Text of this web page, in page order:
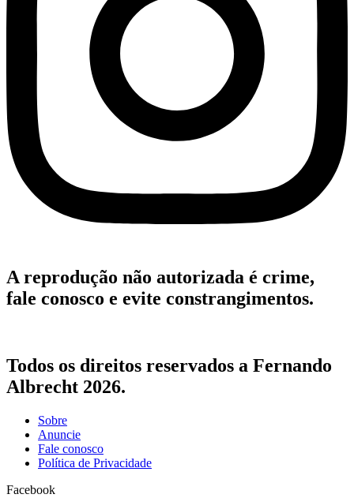
A reprodução não autorizada é crime,
fale conosco e evite constrangimentos.
Todos os direitos reservados a Fernando
Albrecht 2026.
Sobre
Anuncie
Fale conosco
Política de Privacidade
Facebook